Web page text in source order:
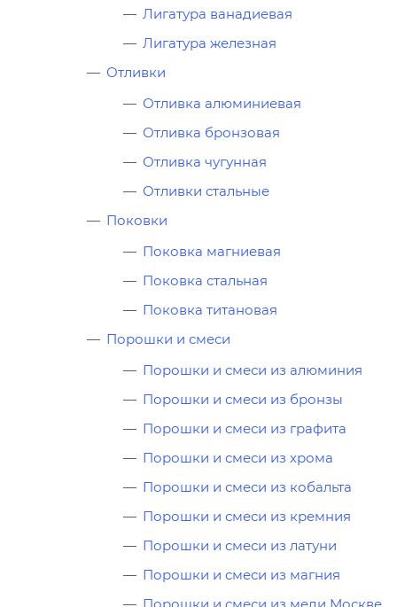
Лигатура ванадиевая
Лигатура железная
Отливки
Отливка алюминиевая
Отливка бронзовая
Отливка чугунная
Отливки стальные
Поковки
Поковка магниевая
Поковка стальная
Поковка титановая
Порошки и смеси
Порошки и смеси из алюминия
Порошки и смеси из бронзы
Порошки и смеси из графита
Порошки и смеси из хрома
Порошки и смеси из кобальта
Порошки и смеси из кремния
Порошки и смеси из латуни
Порошки и смеси из магния